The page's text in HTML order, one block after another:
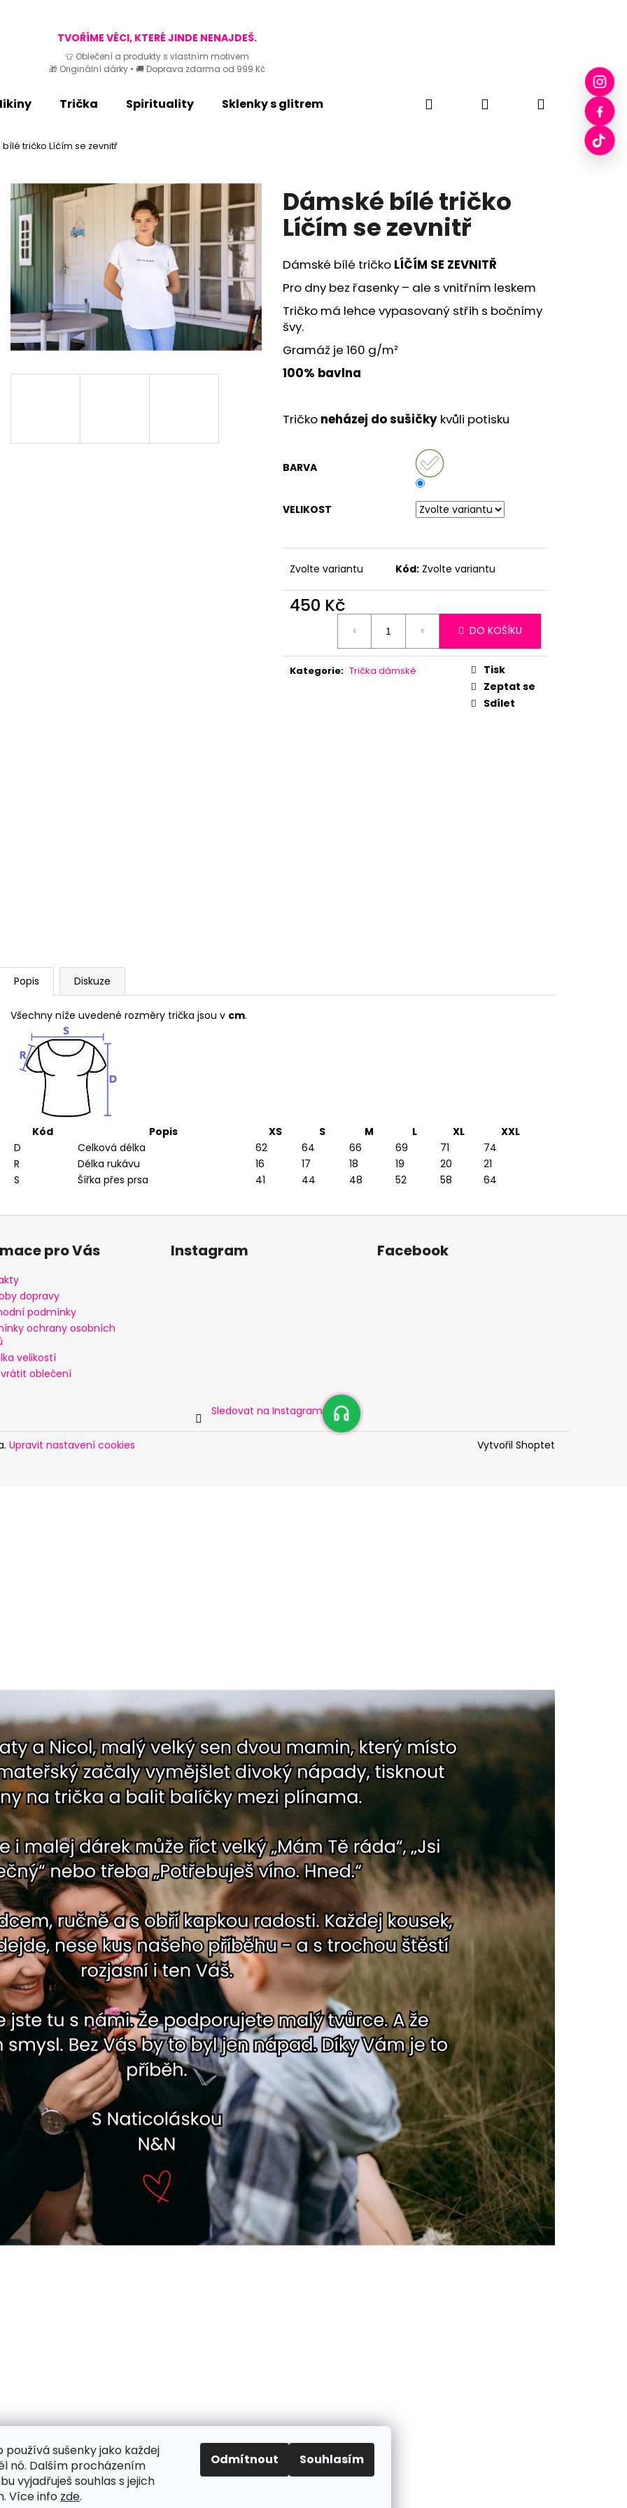
TVOŘÍME VĚCI, KTERÉ JINDE NENAJDEŠ.
👕 Oblečení a produkty s vlastním motivem
🎁 Originální dárky • 🚚 Doprava zdarma od 999 Kč
používá sušenky jako každej
nó. Dalším procházením
vyjadřuješ souhlas s jejich
Více info zde.
Odmítnout Souhlasím
Trička Spirituality Sklenky s glitrem Plátěné tašky Drobci Pecka Skleničky
Hledat PřihlášeníNákupní
bílé tričko Líčím se zevnitř
Dámské bílé tričko
Líčím se zevnitř
Dámské bílé tričko LÍČÍM SE ZEVNITŘ
Pro dny bez řasenky – ale s vnitřním leskem
Tričko má lehce vypasovaný střih s bočnímy
švy.
Gramáž je 160 g/m²
100% bavlna
Tričko neházej do sušičky kvůli potisku
BARVA
VELIKOST
Zvolte variantu Kód: Zvolte variantu
450 Kč
DO KOŠÍKU
Kategorie: Trička dámské
Tisk
Zeptat se
Sdílet
Popis Diskuze
Všechny níže uvedené rozměry trička jsou v cm.
Kód Popis XS S M L XL
XXL
D
Celková délka 62 64 66 69 71
74
R
Délka rukávu 16 17 18 19 20
21
S
Šířka přes prsa 41 44 48 52 58 64
Co potřebujete najít?
Doporučujeme
pro Vás
dopravy
podmínky
ochrany osobních
velikostí
oblečení
Instagram
Sledovat na Instagramu
Facebook
Vytvořil Shoptet
Upravit nastavení cookies